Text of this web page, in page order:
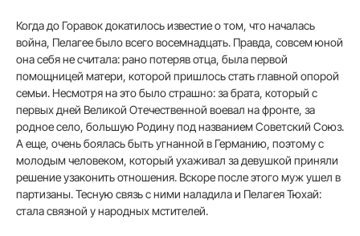
Когда до Горавок докати­лось известие о том, что на­чалась
война, Пелагее было всего восемнадцать. Правда, совсем юной
она себя не счи­тала: рано потеряв отца, была первой
помощницей матери, которой пришлось стать глав­ной опорой
семьи. Несмотря на это было страшно: за брата, который с
первых дней Вели­кой Отечественной воевал на фронте, за
родное село, боль­шую Родину под названием Советский Союз.
А еще, очень боялась быть угнанной в Гер­манию, поэтому с
молодым человеком, который ухажи­вал за девушкой приняли
ре­шение узаконить отношения. Вскоре после этого муж ушел в
партизаны. Тесную связь с ними наладила и Пелагея Тю­хай:
стала связной у народных мстителей.